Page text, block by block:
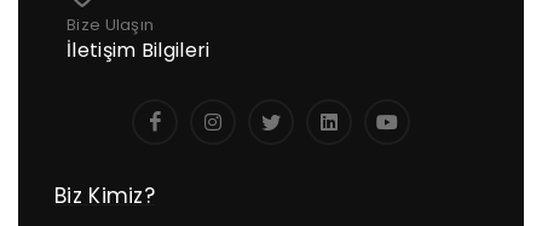
Bize Ulaşın
İletişim Bilgileri
Biz Kimiz?